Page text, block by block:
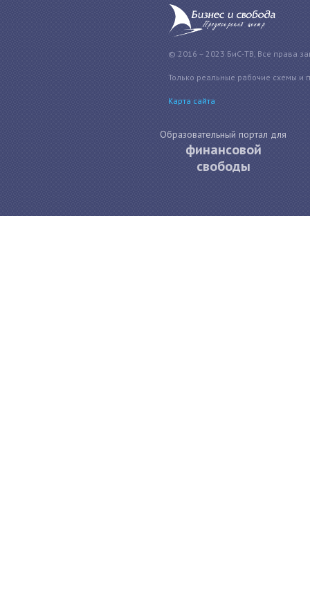
© 2016 – 2023 БиС-ТВ, Все права
Только реальные рабочие схемы и
Карта сайта
Образовательный портал для
финансовой
свободы